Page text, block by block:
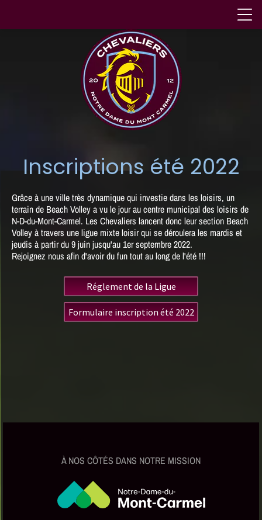
Inscriptions été 2022
Grâce à une ville très dynamique qui investie dans les loisirs, un
terrain de Beach Volley a vu le jour au centre municipal des loisirs de
N-D-du-Mont-Carmel. Les Chevaliers lancent donc leur section Beach
Volley à travers une ligue mixte loisir qui se déroulera les mardis et
jeudis à partir du 9 juin jusqu'au 1er septembre 2022.
Rejoignez nous afin d'avoir du fun tout au long de l'été !!!
Réglement de la Ligue
Formulaire inscription été 2022
À NOS CÔTÉS DANS NOTRE MISSION